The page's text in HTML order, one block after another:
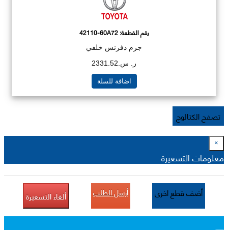
رقم القطعة:42110-60A72
جرم دفرنس خلفي
ر. س.2331.52
اضافة للسلة
تصفح الكتالوج
×
معلومات التسعيرة
أضف قطع اخرى أرسل الطلب ألغاء التسعيرة